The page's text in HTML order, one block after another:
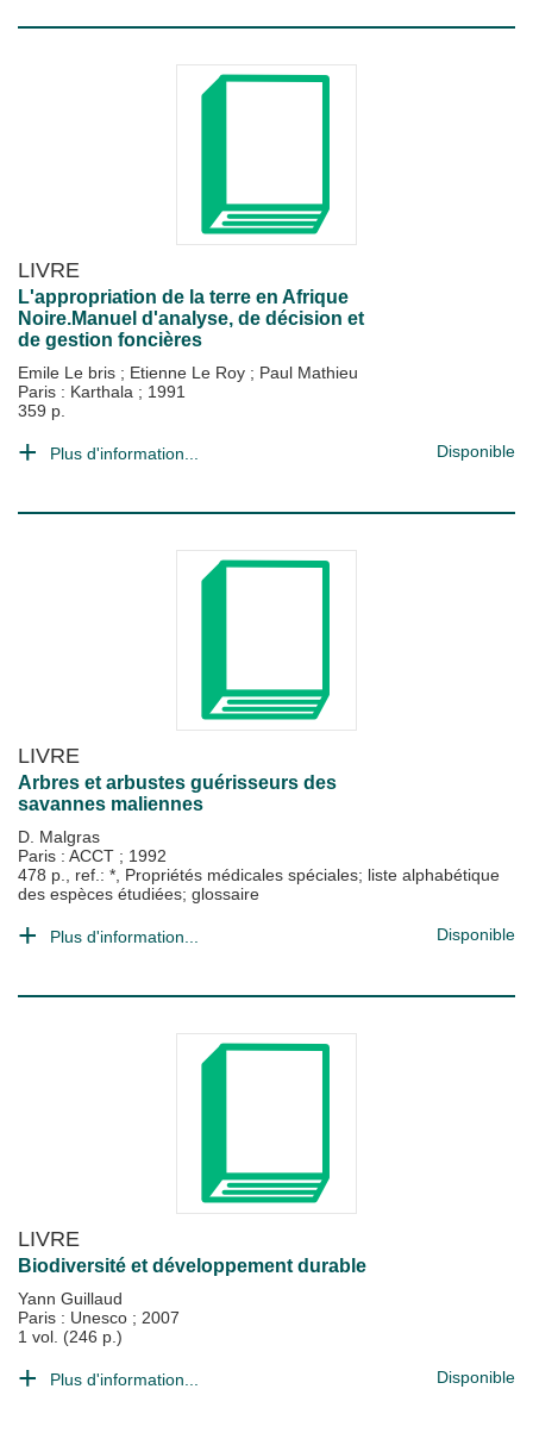
LIVRE
L'appropriation de la terre en Afrique
Noire.Manuel d'analyse, de décision et
de gestion foncières
Emile Le bris ; Etienne Le Roy ; Paul Mathieu
Paris : Karthala ; 1991
359 p.
Plus d'information... Disponible
LIVRE
Arbres et arbustes guérisseurs des
savannes maliennes
D. Malgras
Paris : ACCT ; 1992
478 p., ref.: *, Propriétés médicales spéciales; liste alphabétique
des espèces étudiées; glossaire
Plus d'information... Disponible
LIVRE
Biodiversité et développement durable
Yann Guillaud
Paris : Unesco ; 2007
1 vol. (246 p.)
Plus d'information... Disponible